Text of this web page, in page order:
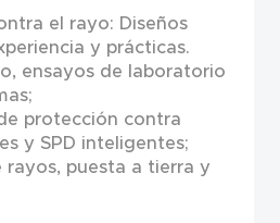
el rayo: Diseños
y prácticas.
ensayos de laboratorio
protección contra
y SPD inteligentes;
rayos, puesta a tierra y